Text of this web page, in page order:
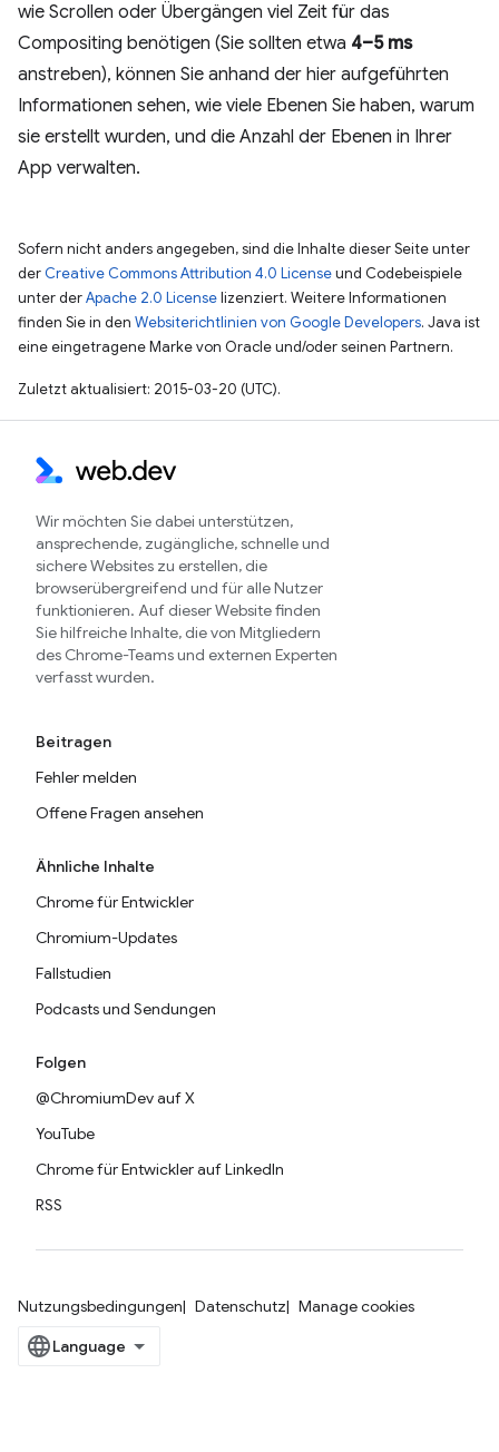
wie Scrollen oder Übergängen viel Zeit für das
Compositing benötigen (Sie sollten etwa 4–5 ms
anstreben), können Sie anhand der hier aufgeführten
Informationen sehen, wie viele Ebenen Sie haben, warum
sie erstellt wurden, und die Anzahl der Ebenen in Ihrer
App verwalten.
Sofern nicht anders angegeben, sind die Inhalte dieser Seite unter
der Creative Commons Attribution 4.0 Licenseund Codebeispiele
unter derApache 2.0 Licenselizenziert. Weitere Informationen
finden Sie in den Websiterichtlinien von Google Developers. Java ist
eine eingetragene Marke von Oracle und/oder seinen Partnern.
Zuletzt aktualisiert: 2015-03-20 (UTC).
Wir möchten Sie dabei unterstützen,
ansprechende, zugängliche, schnelle und
sichere Websites zu erstellen, die
browserübergreifend und für alle Nutzer
funktionieren. Auf dieser Website finden
Sie hilfreiche Inhalte, die von Mitgliedern
des Chrome-Teams und externen Experten
verfasst wurden.
Beitragen
Fehler melden
Offene Fragen ansehen
Ähnliche Inhalte
Chrome für Entwickler
Chromium-Updates
Fallstudien
Podcasts und Sendungen
Folgen
@ChromiumDev auf X
YouTube
Chrome für Entwickler auf LinkedIn
RSS
Nutzungsbedingungen Datenschutz Manage cookies